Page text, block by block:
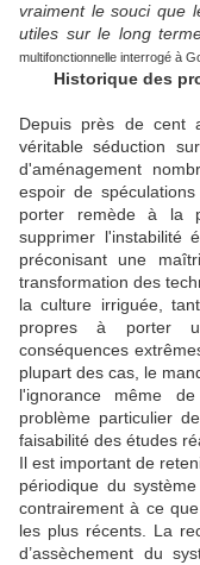
vraiment le souci que
utiles sur le long
multifonctionnelle interrogé à
Historique des
Depuis près de cent
véritable séduction
d'aménagement
espoir de
porter remède à la
supprimer l'instabilité
préconisant une
transformation des
la culture irriguée,
propres à porter
conséquences
plupart des cas, le
l'ignorance même
problème particulier
faisabilité des études
Il est important de
périodique du
contrairement à ce
les plus récents. La
d’assèchement du